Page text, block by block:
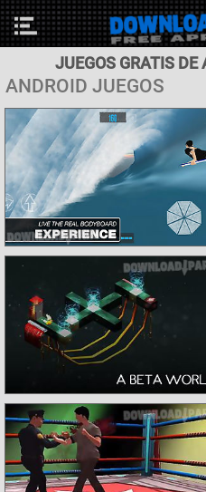
JUEGOS GRATIS
ANDROID JUEGOS